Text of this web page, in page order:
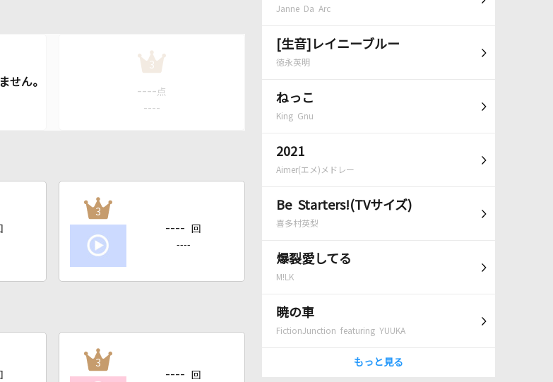
Janne Da Arc
[生音]レイニーブルー
徳永英明
ねっこ
King Gnu
2021
Aimer(エメ)メドレー
Be Starters!(TVサイズ)
喜多村英梨
爆裂愛してる
M!LK
暁の車
FictionJunction featuring YUUKA
もっと見る
3
---- 点
----
3
---- 回
----
3
---- 回